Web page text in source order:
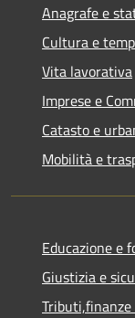
Anagrafe e
Cultura e
Vita lavorativa
Imprese e
Catasto e
Mobilità e
Educazione e
Giustizia e